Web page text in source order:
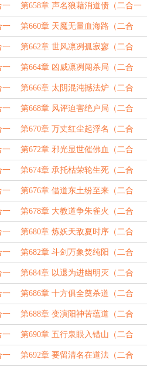
一）
一 第658章 声名狼藉消道债（二合一
求月票！）
一 第660章 天魔无量血海路（二合
一）
一 第662章 世风凛冽孤寂寥（二合
一）
一 第664章 凶威凛冽闯杀局（二合
一）
一 第666章 太阴混沌撼法炉（二合
一）
一 第668章 风评迫害绝户局（二合
一）
一 第670章 万丈红尘起浮名（二合
一）
一 第672章 邪光显世催佛血（二合
一）
一 第674章 承托枯荣轮生死（二合
一）
一 第676章 借道东土纷至来（二合
一）
一 第678章 大教道争朱雀火（二合
一）
一 第680章 炼妖天敌夏时序（二合
一）
一 第682章 斗剑万象焚纯阳（二合
一）
一 第684章 以退为进幽明灭（二合
一）
一 第686章 十方俱全奠杀道（二合
一）
一 第688章 变演阳神苦蕴道（二合
一）
一 第690章 五行泉眼入错山（二合
一）
一 第692章 要留清名在道法（二合